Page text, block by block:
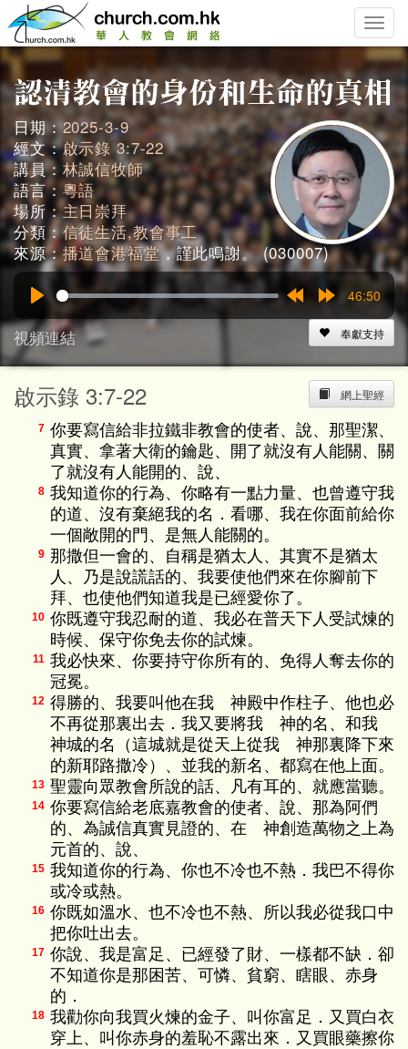
Toggle
日期：2025-3-9
經文：啟示錄 3:7-22
講員： 林誠信牧師
語言：粵語
場所：主日崇拜
分類：信徒生活,教會事工
來源：播道會港福堂，謹此鳴謝。 (030007)
15s
46:50
視頻連結 奉獻支持
網上聖經
啟示錄 3:7-22
7 你要寫信給非拉鐵非教會的使者、說、那聖潔、
真實、拿著大衛的鑰匙、開了就沒有人能關、關
了就沒有人能開的、說、
8 我知道你的行為、你略有一點力量、也曾遵守我
的道、沒有棄絕我的名．看哪、我在你面前給你
一個敞開的門、是無人能關的。
9 那撒但一會的、自稱是猶太人、其實不是猶太
人、乃是說謊話的、我要使他們來在你腳前下
拜、也使他們知道我是已經愛你了。
10 你既遵守我忍耐的道、我必在普天下人受試煉的
時候、保守你免去你的試煉。
11 我必快來、你要持守你所有的、免得人奪去你的
冠冕。
12 得勝的、我要叫他在我 神殿中作柱子、他也必
不再從那裏出去．我又要將我 神的名、和我
神城的名（這城就是從天上從我 神那裏降下來
的新耶路撒冷）、並我的新名、都寫在他上面。
13 聖靈向眾教會所說的話、凡有耳的、就應當聽。
14 你要寫信給老底嘉教會的使者、說、那為阿們
的、為誠信真實見證的、在 神創造萬物之上為
元首的、說、
15 我知道你的行為、你也不冷也不熱．我巴不得你
或冷或熱。
16 你既如溫水、也不冷也不熱、所以我必從我口中
把你吐出去。
17 你說、我是富足、已經發了財、一樣都不缺．卻
不知道你是那困苦、可憐、貧窮、瞎眼、赤身
的．
18 我勸你向我買火煉的金子、叫你富足．又買白衣
穿上、叫你赤身的羞恥不露出來．又買眼藥擦你